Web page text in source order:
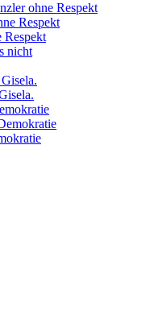
ohne Respekt
Respekt
Respekt
nicht